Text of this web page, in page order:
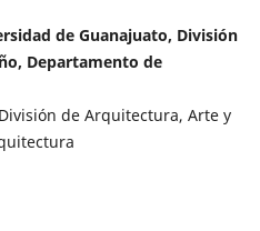
de Guanajuato, División
Departamento de
de Arquitectura, Arte y